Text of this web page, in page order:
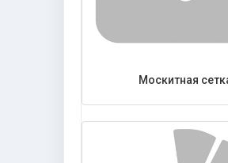
Москитная